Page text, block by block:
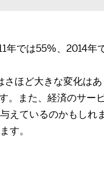
では55%、2014年
ほど大きな変化は
また、経済のサー
えているのかもしれ
す。